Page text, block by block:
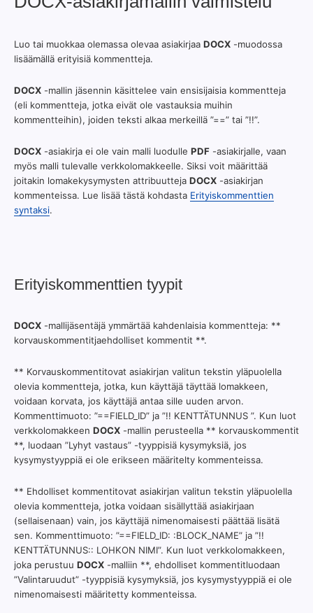
Luo tai muokkaa olemassa olevaa asiakirjaa DOCX -muodossa
lisäämällä erityisiä kommentteja.
DOCX -mallin jäsennin käsittelee vain ensisijaisia kommentteja
(eli kommentteja, jotka eivät ole vastauksia muihin
kommentteihin), joiden teksti alkaa merkeillä ”==” tai ”!!”.
DOCX -asiakirja ei ole vain malli luodulle PDF -asiakirjalle, vaan
myös malli tulevalle verkkolomakkeelle. Siksi voit määrittää
joitakin lomakekysymysten attribuutteja DOCX -asiakirjan
kommenteissa. Lue lisää tästä kohdasta Erityiskommenttien
syntaksi.
Erityiskommenttien tyypit
DOCX -mallijäsentäjä ymmärtää kahdenlaisia kommentteja: **
korvauskommentitjaehdolliset kommentit **.
** Korvauskommentitovat asiakirjan valitun tekstin yläpuolella
olevia kommentteja, jotka, kun käyttäjä täyttää lomakkeen,
voidaan korvata, jos käyttäjä antaa sille uuden arvon.
Kommenttimuoto: ”==FIELD_ID” ja ”!! KENTTÄTUNNUS ”. Kun luot
verkkolomakkeen DOCX -mallin perusteella ** korvauskommentit
**, luodaan ”Lyhyt vastaus” -tyyppisiä kysymyksiä, jos
kysymystyyppiä ei ole erikseen määritelty kommenteissa.
** Ehdolliset kommentitovat asiakirjan valitun tekstin yläpuolella
olevia kommentteja, jotka voidaan sisällyttää asiakirjaan
(sellaisenaan) vain, jos käyttäjä nimenomaisesti päättää lisätä
sen. Kommenttimuoto: ”==FIELD_ID: :BLOCK_NAME” ja ”!!
KENTTÄTUNNUS:: LOHKON NIMI”. Kun luot verkkolomakkeen,
joka perustuu DOCX -malliin **, ehdolliset kommentitluodaan
”Valintaruudut” -tyyppisiä kysymyksiä, jos kysymystyyppiä ei ole
nimenomaisesti määritetty kommenteissa.